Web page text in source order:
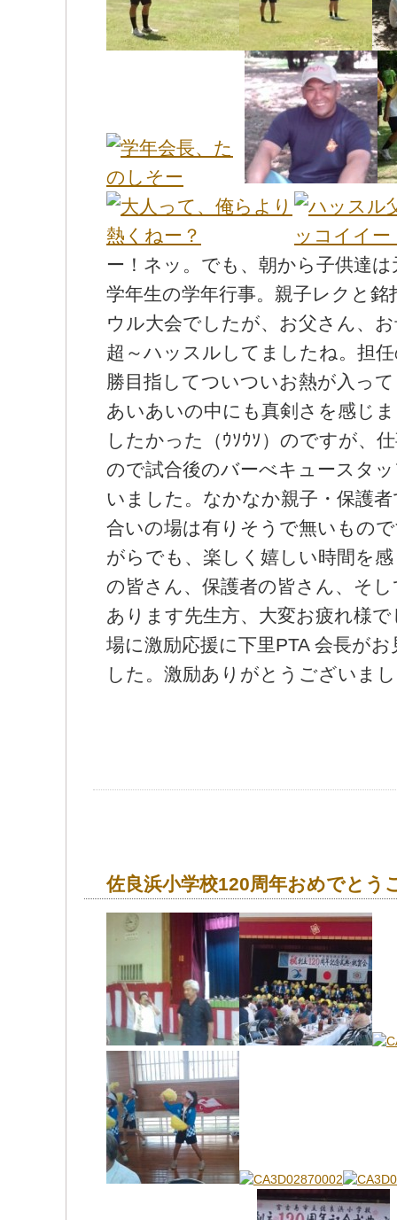
場に激励応援に下里PTA 会長がお
した。激励ありがとうございま
佐良浜小学校120周年おめでとう